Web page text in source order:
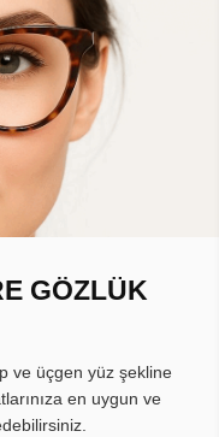
GÖZLÜK
ve üçgen yüz şekline
en uygun ve